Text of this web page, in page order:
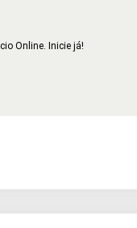
Online. Inicie já!